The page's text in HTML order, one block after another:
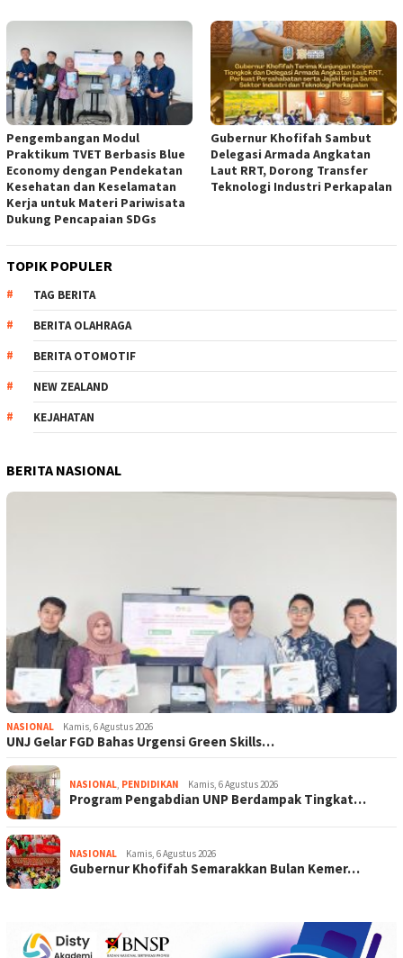
Pengembangan Modul
Praktikum TVET Berbasis Blue
Economy dengan Pendekatan
Kesehatan dan Keselamatan
Kerja untuk Materi Pariwisata
Dukung Pencapaian SDGs
Gubernur Khofifah Sambut
Delegasi Armada Angkatan
Laut RRT, Dorong Transfer
Teknologi Industri Perkapalan
TOPIK POPULER
TAG BERITA
BERITA OLAHRAGA
BERITA OTOMOTIF
NEW ZEALAND
KEJAHATAN
BERITA NASIONAL
NASIONAL Kamis, 6 Agustus 2026
UNJ Gelar FGD Bahas Urgensi Green Skills…
NASIONAL, PENDIDIKAN Kamis, 6 Agustus 2026
Program Pengabdian UNP Berdampak Tingkat…
NASIONAL Kamis, 6 Agustus 2026
Gubernur Khofifah Semarakkan Bulan Kemer…